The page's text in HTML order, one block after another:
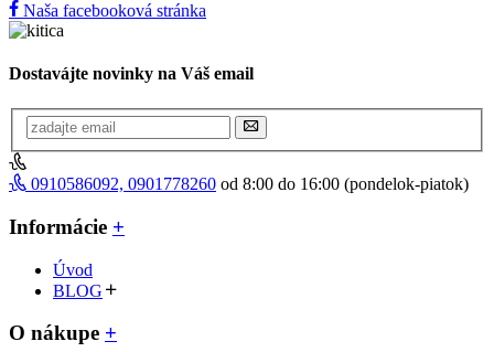
Naša facebooková stránka
Dostavájte novinky na Váš email
0910586092, 0901778260 od 8:00 do 16:00 (pondelok-piatok)
Informácie +
Úvod
BLOG
O nákupe +